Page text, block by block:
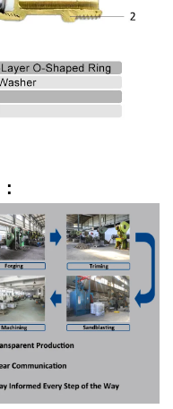
: